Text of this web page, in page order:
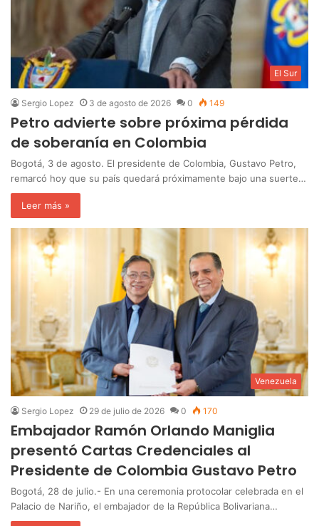
El Sur
Sergio Lopez 3 de agosto de 2026 0 149
Petro advierte sobre próxima pérdida
de soberanía en Colombia
Bogotá, 3 de agosto. El presidente de Colombia, Gustavo Petro,
remarcó hoy que su país quedará próximamente bajo una suerte…
Leer más »
Venezuela
Sergio Lopez 29 de julio de 2026 0 170
Embajador Ramón Orlando Maniglia
presentó Cartas Credenciales al
Presidente de Colombia Gustavo Petro
Bogotá, 28 de julio.- En una ceremonia protocolar celebrada en el
Palacio de Nariño, el embajador de la República Bolivariana…